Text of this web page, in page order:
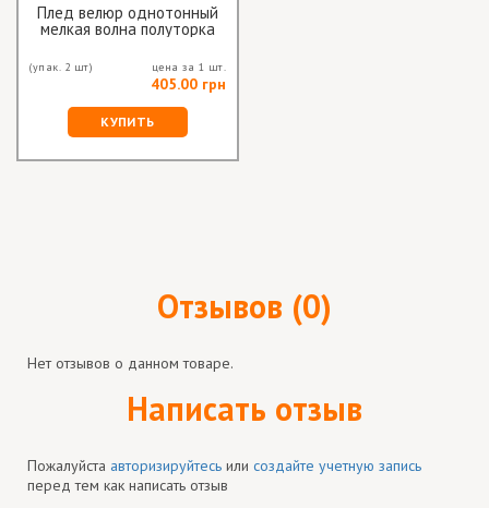
Плед велюр однотонный
мелкая волна полуторка
(упак. 2 шт) цена за 1 шт.
405.00 грн
КУПИТЬ
Отзывов (0)
Нет отзывов о данном товаре.
Написать отзыв
Пожалуйста авторизируйтесь или создайте учетную запись
перед тем как написать отзыв